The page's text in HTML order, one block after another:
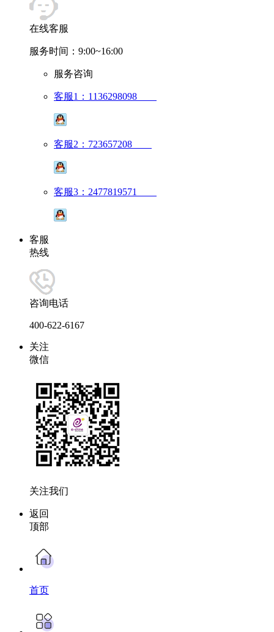
在线客服
服务时间：9:00~16:00
服务咨询
客服1：1136298098
客服2：723657208
客服3：2477819571
客服
热线
咨询电话
400-622-6167
关注
微信
关注我们
返回
顶部
首页